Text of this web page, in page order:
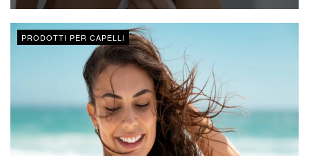
PRODOTTI PER CAPELLI